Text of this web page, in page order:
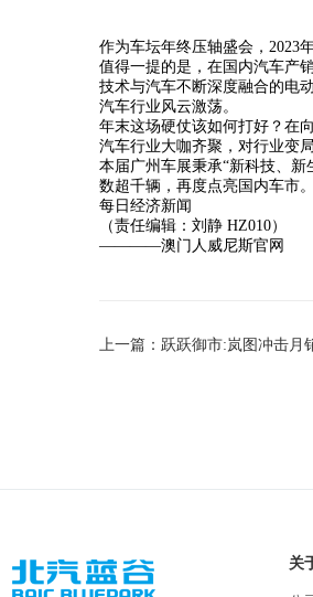
作为车坛年终压轴盛会，2023
值得一提的是，在国内汽车产
技术与汽车不断深度融合的电
汽车行业风云激荡。
年末这场硬仗该如何打好？在
汽车行业大咖齐聚，对行业变
本届广州车展秉承“新科技、
数超千辆，再度点亮国内车市
每日经济新闻
（责任编辑：刘静 HZ010）
————澳门人威尼斯官网
关